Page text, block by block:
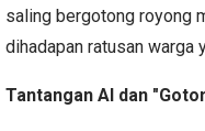
saling bergotong royong
dihadapan ratusan warga
Tantangan AI dan